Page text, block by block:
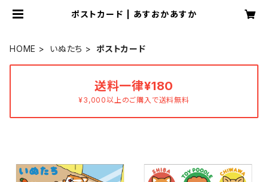
ポストカード | あすおかあすか
HOME いぬたち ポストカード
送料一律¥180
¥3,000以上のご購入で送料無料